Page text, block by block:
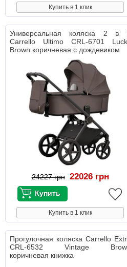
Купить в 1 клик
Универсальная коляска 2 в
Carrello Ultimo CRL-6701
Brown коричневая с дождевиком
24227 грн 22026 грн
Купить в 1 клик
Прогулочная коляска Carrello
CRL-6532 Vintage
коричневая книжка